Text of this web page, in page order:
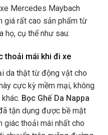
Mercedes Maybach
giá rất cao sản phẩm từ
họ, cụ thể như sau:
thoải mái khi đi xe
da thật từ động vật cho
cực kỳ mềm mại, không
Bọc Ghế Da Nappa
tận dụng được bề mặt
giác thoải mái nhất cho